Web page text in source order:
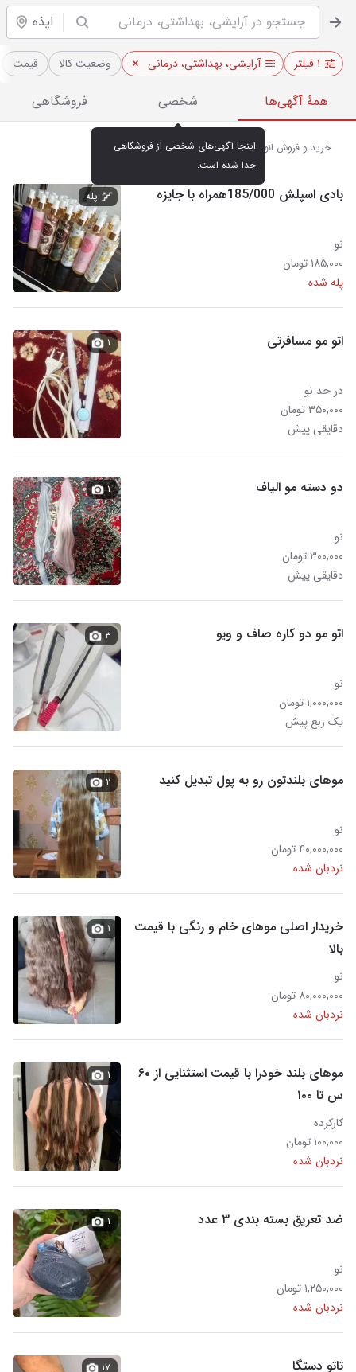
ایذه
۱ فیلتر آرایشی، بهداشتی، درمانی وضعیت کالا قیمت
همهٔ آگهی‌ها شخصی فروشگاهی
جدا شده است.
خرید و فروش انواع لوازم آرایشی و بهداشتی در ایذه
بادی اسپلش 185/000همراه با جایزه
نو
۱۸۵,۰۰۰ تومان
پله شده
پله
اتو مو مسافرتی
در حد نو
۳۵۰,۰۰۰ تومان
دقایقی پیش
۱
دو دسته مو الیاف
نو
۳۰۰,۰۰۰ تومان
دقایقی پیش
۱
اتو مو دو کاره صاف و ویو
نو
۱,۰۰۰,۰۰۰ تومان
یک ربع پیش
۳
موهای بلندتون رو به پول تبدیل کنید
نو
۴۰,۰۰۰,۰۰۰ تومان
نردبان شده
۲
خریدار اصلی موهای خام و رنگی با قیمت
بالا
نو
۸۰,۰۰۰,۰۰۰ تومان
نردبان شده
۱
موهای بلند خودرا با قیمت استثنایی از ۶۰
س تا ۱۰۰
کارکرده
۱۰۰,۰۰۰ تومان
نردبان شده
۱
ضد تعریق بسته بندی ۳ عدد
نو
۱,۲۵۰,۰۰۰ تومان
نردبان شده
۱
تاتو دستگا ۱۷